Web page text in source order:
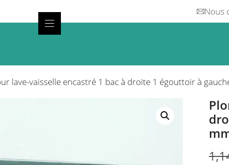
Nous
lave-vaisselle encastré 1 bac à droite 1 égouttoir à
Plage